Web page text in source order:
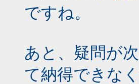
ですね。
あと、疑問が
て納得できな